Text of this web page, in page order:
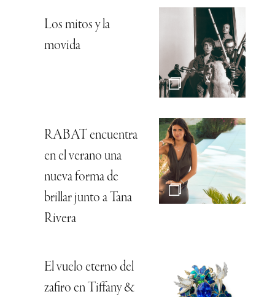
Los mitos y la
movida
RABAT encuentra
en el verano una
nueva forma de
brillar junto a Tana
Rivera
El vuelo eterno del
zafiro en Tiffany &